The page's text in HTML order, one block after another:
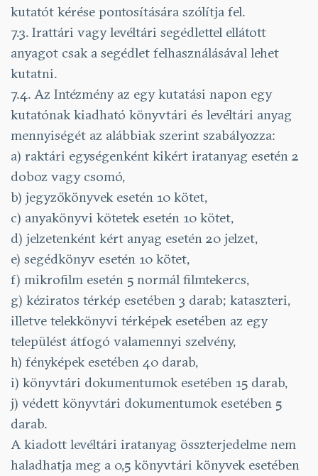
kutatót kérése pontosítására szólítja fel.
7.3. Irattári vagy levéltári segédlettel ellátott
anyagot csak a segédlet felhasználásával lehet
kutatni.
7.4. Az Intézmény az egy kutatási napon egy
kutatónak kiadható könyvtári és levéltári anyag
mennyiségét az alábbiak szerint szabályozza:
a) raktári egységenként kikért iratanyag esetén 2
doboz vagy csomó,
b) jegyzőkönyvek esetén 10 kötet,
c) anyakönyvi kötetek esetén 10 kötet,
d) jelzetenként kért anyag esetén 20 jelzet,
e) segédkönyv esetén 10 kötet,
f) mikrofilm esetén 5 normál filmtekercs,
g) kéziratos térkép esetében 3 darab; kataszteri,
illetve telekkönyvi térképek esetében az egy
települést átfogó valamennyi szelvény,
h) fényképek esetében 40 darab,
i) könyvtári dokumentumok esetében 15 darab,
j) védett könyvtári dokumentumok esetében 5
darab.
A kiadott levéltári iratanyag összterjedelme nem
haladhatja meg a 0,5 könyvtári könyvek esetében